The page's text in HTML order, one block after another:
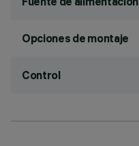
Opciones de montaje
Control